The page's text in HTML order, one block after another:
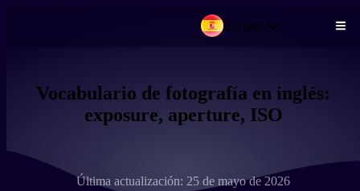
Español
Vocabulario de fotografía en inglés:
exposure, aperture, ISO
Última actualización: 25 de mayo de 2026